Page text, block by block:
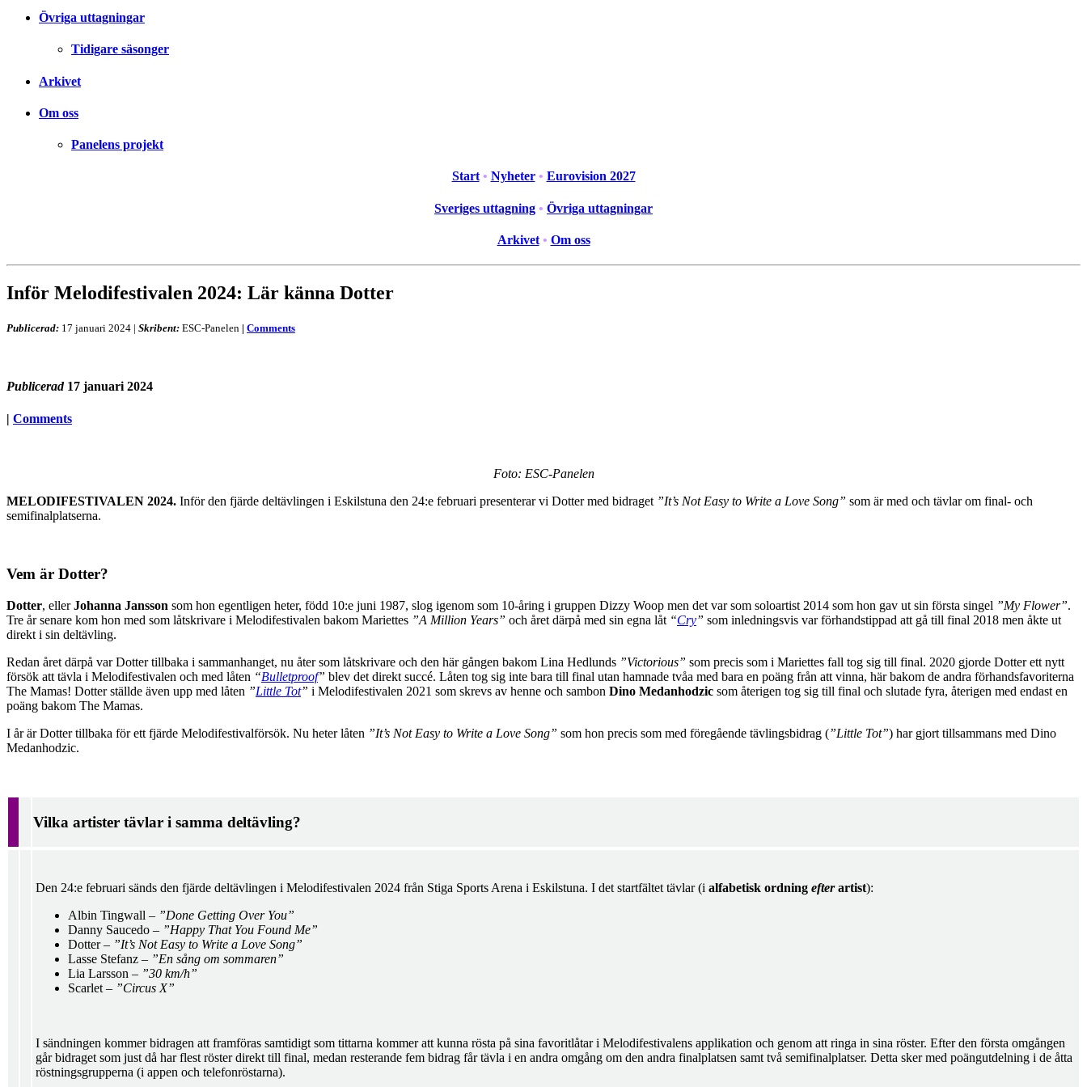
Övriga uttagningar
Tidigare säsonger
Arkivet
Om oss
Panelens projekt
Start • Nyheter • Eurovision 2027
Sveriges uttagning • Övriga uttagningar
Arkivet • Om oss
Inför Melodifestivalen 2024: Lär känna Dotter
Publicerad: 17 januari 2024 | Skribent: ESC-Panelen | Comments
Publicerad 17 januari 2024
| Comments
Foto: ESC-Panelen
MELODIFESTIVALEN 2024. Inför den fjärde deltävlingen i Eskilstuna den 24:e februari presenterar vi Dotter med bidraget ”It’s Not Easy to Write a Love Song” som är med och tävlar om final- och
semifinalplatserna.
Vem är Dotter?
Dotter, ellerJohanna Jansson som hon egentligen heter, född 10:e juni 1987, slog igenom som 10-åring i gruppen Dizzy Woop men det var som soloartist 2014 som hon gav ut sin första singel ”My Flower”.
Tre år senare kom hon med som låtskrivare i Melodifestivalen bakom Mariettes ”A Million Years” och året därpå med sin egna låt “Cry” som inledningsvis var förhandstippad att gå till final 2018 men åkte ut
direkt i sin deltävling.
Redan året därpå var Dotter tillbaka i sammanhanget, nu åter som låtskrivare och den här gången bakom Lina Hedlunds ”Victorious” som precis som i Mariettes fall tog sig till final. 2020 gjorde Dotter ett nytt
försök att tävla i Melodifestivalen och med låten “Bulletproof” blev det direkt succé. Låten tog sig inte bara till final utan hamnade tvåa med bara en poäng från att vinna, här bakom de andra förhandsfavoriterna
The Mamas! Dotter ställde även upp med låten ”Little Tot” i Melodifestivalen 2021 som skrevs av henne och sambon Dino Medanhodzic som återigen tog sig till final och slutade fyra, återigen med endast en
poäng bakom The Mamas.
I år är Dotter tillbaka för ett fjärde Melodifestivalförsök. Nu heter låten ”It’s Not Easy to Write a Love Song” som hon precis som med föregående tävlingsbidrag (”Little Tot”) har gjort tillsammans med Dino
Medanhodzic.
Vilka artister tävlar i samma deltävling?
Den 24:e februari sänds den fjärde deltävlingen i Melodifestivalen 2024 från Stiga Sports Arena i Eskilstuna. I det startfältet tävlar (i alfabetisk ordning efterartist):
Albin Tingwall – ”Done Getting Over You”
Danny Saucedo – ”Happy That You Found Me”
Dotter – ”It’s Not Easy to Write a Love Song”
Lasse Stefanz – ”En sång om sommaren”
Lia Larsson – ”30 km/h”
Scarlet – ”Circus X”
I sändningen kommer bidragen att framföras samtidigt som tittarna kommer att kunna rösta på sina favoritlåtar i Melodifestivalens applikation och genom att ringa in sina röster. Efter den första omgången
går bidraget som just då har flest röster direkt till final, medan resterande fem bidrag får tävla i en andra omgång om den andra finalplatsen samt två semifinalplatser. Detta sker med poängutdelning i de åtta
röstningsgrupperna (i appen och telefonröstarna).